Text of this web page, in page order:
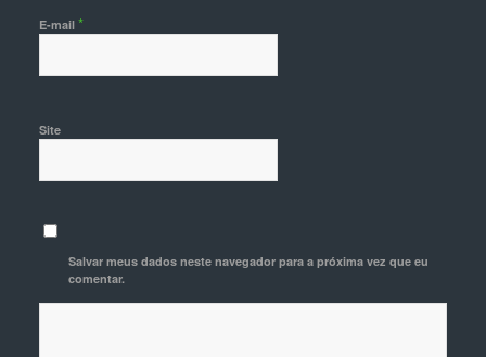
E-mail *
Site
Salvar meus dados neste navegador para a próxima vez que eu
comentar.